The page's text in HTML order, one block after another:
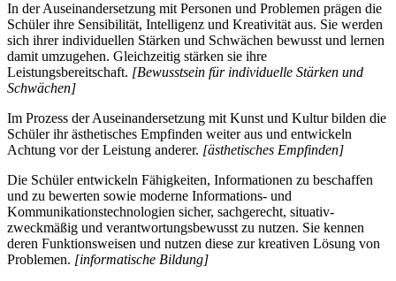
In der Auseinandersetzung mit Personen und Problemen prägen die
Schüler ihre Sensibilität, Intelligenz und Kreativität aus. Sie werden
sich ihrer individuellen Stärken und Schwächen bewusst und lernen
damit umzugehen. Gleichzeitig stärken sie ihre
Leistungsbereitschaft. [Bewusstsein für individuelle Stärken und
Schwächen]
Im Prozess der Auseinandersetzung mit Kunst und Kultur bilden die
Schüler ihr ästhetisches Empfinden weiter aus und entwickeln
Achtung vor der Leistung anderer. [ästhetisches Empfinden]
Die Schüler entwickeln Fähigkeiten, Informationen zu beschaffen
und zu bewerten sowie moderne Informations- und
Kommunikationstechnologien sicher, sachgerecht, situativ-
zweckmäßig und verantwortungsbewusst zu nutzen. Sie kennen
deren Funktionsweisen und nutzen diese zur kreativen Lösung von
Problemen. [informatische Bildung]